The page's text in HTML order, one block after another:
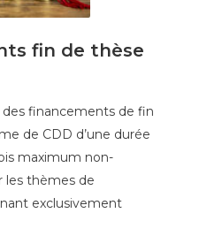
fin de thèse
des financements de fin
de CDD d’une durée
maximum non-
les thèmes de
exclusivement